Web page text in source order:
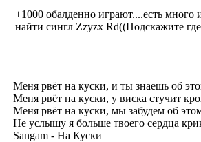
+1000 обалденно играют....есть много
найти сингл Zzyzx Rd((Подскажите где
Меня рвёт на куски, и ты знаешь об
Меня рвёт на куски, у виска стучит
Меня рвёт на куски, мы забудем об
Не услышу я больше твоего сердца
Sangam - На Куски